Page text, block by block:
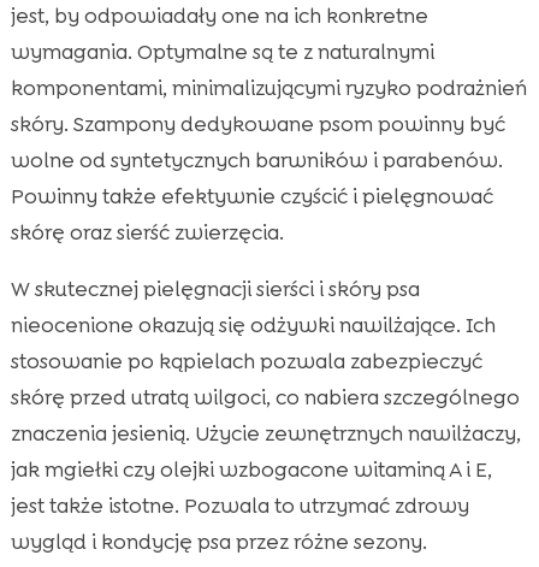
jest, by odpowiadały one na ich konkretne
wymagania. Optymalne są te z naturalnymi
komponentami, minimalizującymi ryzyko podrażnień
skóry. Szampony dedykowane psom powinny być
wolne od syntetycznych barwników i parabenów.
Powinny także efektywnie czyścić i pielęgnować
skórę oraz sierść zwierzęcia.
W skutecznej pielęgnacji sierści i skóry psa
nieocenione okazują się odżywki nawilżające. Ich
stosowanie po kąpielach pozwala zabezpieczyć
skórę przed utratą wilgoci, co nabiera szczególnego
znaczenia jesienią. Użycie zewnętrznych nawilżaczy,
jak mgiełki czy olejki wzbogacone witaminą A i E,
jest także istotne. Pozwala to utrzymać zdrowy
wygląd i kondycję psa przez różne sezony.